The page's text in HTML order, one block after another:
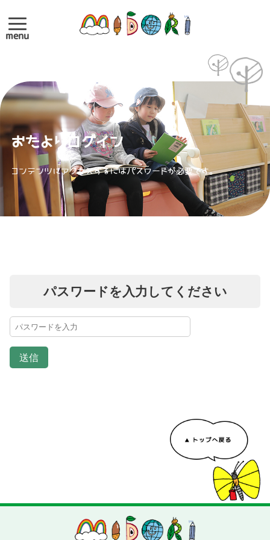
menu
おたよりログイン
コンテンツにアクセスするにはパスワードが必要です。
パスワードを入力してください
送信